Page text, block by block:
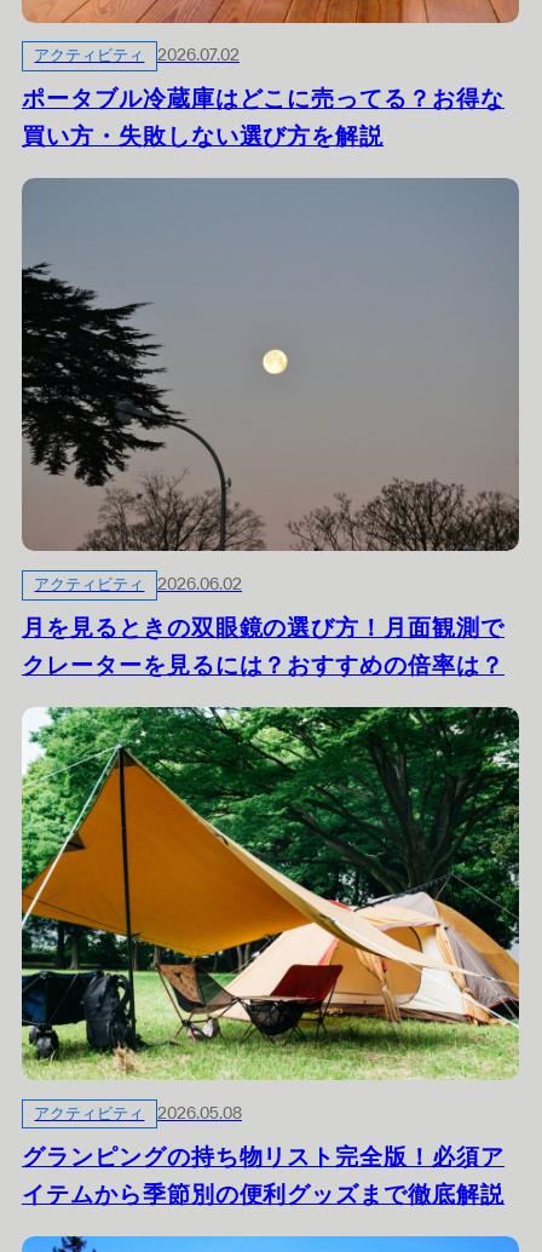
アクティビティ 2026.07.02
ポータブル冷蔵庫はどこに売ってる？お得な
買い方・失敗しない選び方を解説
アクティビティ 2026.06.02
月を見るときの双眼鏡の選び方！月面観測で
クレーターを見るには？おすすめの倍率は？
アクティビティ 2026.05.08
グランピングの持ち物リスト完全版！必須ア
イテムから季節別の便利グッズまで徹底解説